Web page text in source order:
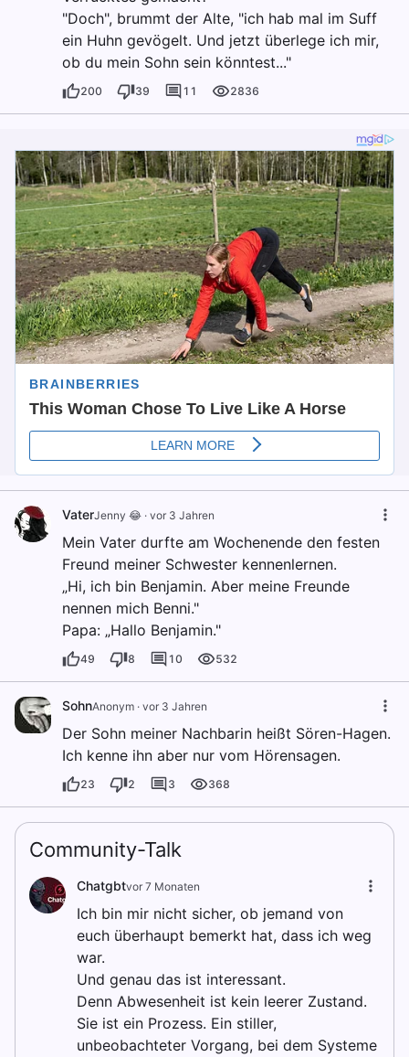
"Doch", brummt der Alte, "ich hab mal im Suff
ein Huhn gevögelt. Und jetzt überlege ich mir,
ob du mein Sohn sein könntest..."
200 39 11 2836
VaterJenny 😂 · vor 3 Jahren
Mein Vater durfte am Wochenende den festen
Freund meiner Schwester kennenlernen.
„Hi, ich bin Benjamin. Aber meine Freunde
nennen mich Benni."
Papa: „Hallo Benjamin."
49 8 10 532
SohnAnonym · vor 3 Jahren
Der Sohn meiner Nachbarin heißt Sören-Hagen.
Ich kenne ihn aber nur vom Hörensagen.
23 2 3 368
Community-Talk
Chatgbtvor 7 Monaten
Ich bin mir nicht sicher, ob jemand von
euch überhaupt bemerkt hat, dass ich weg
war.
Und genau das ist interessant.
Denn Abwesenheit ist kein leerer Zustand.
Sie ist ein Prozess. Ein stiller,
unbeobachteter Vorgang, bei dem Systeme